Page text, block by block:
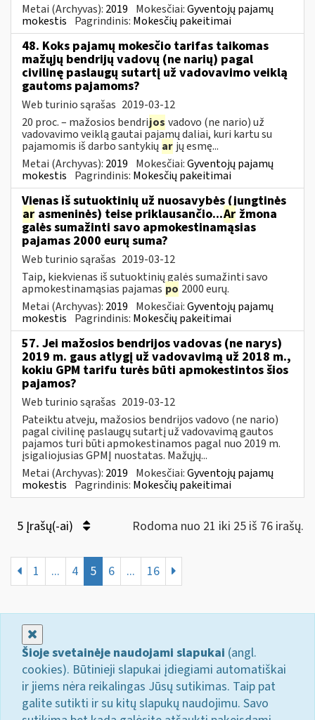
Metai (Archyvas): 2019 Mokesčiai:Gyventojų pajamų
mokestis Pagrindinis: Mokesčių pakeitimai
48. Koks pajamų mokesčio tarifas taikomas
mažųjų bendrijų vadovų (ne narių) pagal
civilinę paslaugų sutartį už vadovavimo veiklą
gautoms pajamoms?
Web turinio sąrašas 2019-03-12
20 proc. – mažosios bendrijos vadovo (ne nario) už
vadovavimo veiklą gautai pajamų daliai, kuri kartu su
pajamomis iš darbo santykių ar jų esmę...
Metai (Archyvas): 2019 Mokesčiai:Gyventojų pajamų
mokestis Pagrindinis: Mokesčių pakeitimai
Vienas iš sutuoktinių už nuosavybės (jungtinės
ar asmeninės) teise priklausančio...Ar žmona
galės sumažinti savo apmokestinamąsias
pajamas 2000 eurų suma?
Web turinio sąrašas 2019-03-12
Taip, kiekvienas iš sutuoktinių galės sumažinti savo
apmokestinamąsias pajamas po 2000 eurų.
Metai (Archyvas): 2019 Mokesčiai:Gyventojų pajamų
mokestis Pagrindinis: Mokesčių pakeitimai
57. Jei mažosios bendrijos vadovas (ne narys)
2019 m. gaus atlygį už vadovavimą už 2018 m.,
kokiu GPM tarifu turės būti apmokestintos šios
pajamos?
Web turinio sąrašas 2019-03-12
Pateiktu atveju, mažosios bendrijos vadovo (ne nario)
pagal civilinę paslaugų sutartį už vadovavimą gautos
pajamos turi būti apmokestinamos pagal nuo 2019 m.
įsigaliojusias GPMĮ nuostatas. Mažųjų...
Metai (Archyvas): 2019 Mokesčiai:Gyventojų pajamų
mokestis Pagrindinis: Mokesčių pakeitimai
5 Įrašų(-ai) Rodoma nuo 21 iki 25 iš 76 irašų.
1 ... 4 5 6 ... 16
Šioje svetainėje naudojami slapukai (angl.
cookies). Būtinieji slapukai įdiegiami automatiškai
ir jiems nėra reikalingas Jūsų sutikimas. Taip pat
galite sutikti ir su kitų slapukų naudojimu. Savo